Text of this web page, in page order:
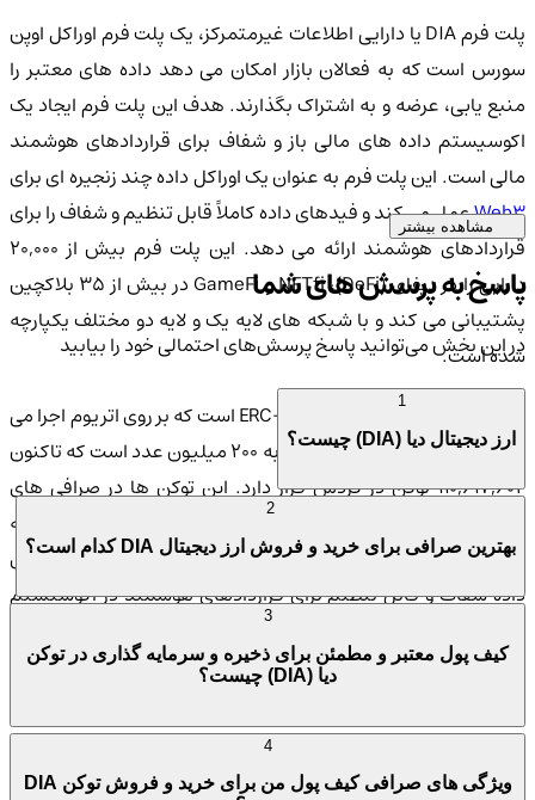
پلت فرم DIA یا دارایی اطلاعات غیرمتمرکز، یک پلت فرم اوراکل اوپن
سورس است که به فعالان بازار امکان می دهد داده های معتبر را
منبع یابی، عرضه و به اشتراک بگذارند. هدف این پلت فرم ایجاد یک
اکوسیستم داده های مالی باز و شفاف برای قراردادهای هوشمند
مالی است. این پلت فرم به عنوان یک اوراکل داده چند زنجیره ای برای
Web3عمل می کند و فیدهای داده کاملاً قابل تنظیم و شفاف را برای
قراردادهای هوشمند ارائه می دهد. این پلت فرم بیش از ۲۰,۰۰۰
دارایی را در دیفای (DeFi)، NFTfi و GameFi در بیش از ۳۵ بلاکچین
پشتیبانی می کند و با شبکه های لایه یک و لایه دو مختلف یکپارچه
شده است.
توکن DIA یک توکن استاندارد ERC-20 است که بر روی اتریوم اجرا می
شود. عرضه کل این توکن محدود به ۲۰۰ میلیون عدد است که تاکنون
۱۱۰,۶۱۷,۶۰۴ توکن در گردش قرار دارد. این توکن ها در صرافی های
مختلف متمرکز و غیرمتمرکز نظیر صرافی کیف پول من قابل معامله
هستند. DIA با شبکه های چند لایه یکپارچه شده است و فیدهای
داده شفاف و قابل تنظیم برای قراردادهای هوشمند در اکوسیستم
رفع مشکلات مربوط به داده های منسوخ، تایید نشده یا دسترسی
در مجموع DIA به عنوان یک پروژه اوراکل داده غیرمتمرکز، با هدف
مشاهده بیشتر
پاسخ به پرسش های شما
در این بخش می‌توانید پاسخ پرسش‌های احتمالی خود را بیابید
ارز دیجیتال دیا (DIA) چیست؟
بهترین صرافی برای خرید و فروش ارز دیجیتال DIA کدام است؟
کیف پول معتبر و مطمئن برای ذخیره و سرمایه گذاری در توکن
دیا (DIA) چیست؟
ویژگی های صرافی کیف پول من برای خرید و فروش توکن DIA